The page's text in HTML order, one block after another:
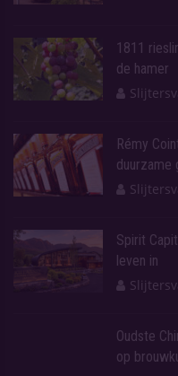
1811
de hamer
Rémy
duurzame
Spirit
leven in
Oudste
op